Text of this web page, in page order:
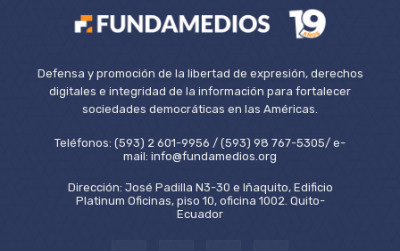
Defensa y promoción de la libertad de expresión, derechos
digitales e integridad de la información para fortalecer
sociedades democráticas en las Américas.
Teléfonos: (593) 2 601-9956 / (593) 98 767-5305/ e-
mail: info@fundamedios.org
Dirección: José Padilla N3-30 e Iñaquito, Edificio
Platinum Oficinas, piso 10, oficina 1002. Quito-
Ecuador